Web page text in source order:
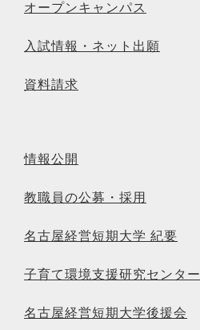
オープンキャンパス
入試情報・ネット出願
資料請求
情報公開
教職員の公募・採用
名古屋経営短期大学 紀要
子育て環境支援研究センター
名古屋経営短期大学後援会